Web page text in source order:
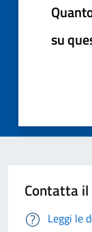
su
Contatta
Leggi le